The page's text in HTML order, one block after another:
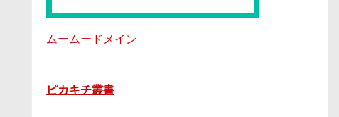
ムームードメイン
ピカキチ叢書